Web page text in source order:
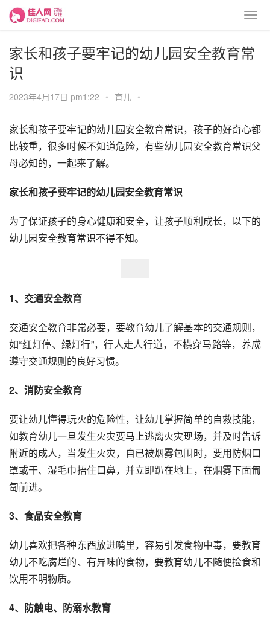
家长和孩子要牢记的幼儿园安全教育常
识
2023年4月17日 pm1:22 • 育儿 •
家长和孩子要牢记的幼儿园安全教育常识，孩子的好奇心都
比较重，很多时候不知道危险，有些幼儿园安全教育常识父
母必知的，一起来了解。
家长和孩子要牢记的幼儿园安全教育常识
为了保证孩子的身心健康和安全，让孩子顺利成长，以下的
幼儿园安全教育常识不得不知。
1、交通安全教育
交通安全教育非常必要，要教育幼儿了解基本的交通规则，
如“红灯停、绿灯行”，行人走人行道，不横穿马路等，养成
遵守交通规则的良好习惯。
2、消防安全教育
要让幼儿懂得玩火的危险性，让幼儿掌握简单的自救技能，
如教育幼儿一旦发生火灾要马上逃离火灾现场，并及时告诉
附近的成人，当发生火灾，自已被烟雾包围时，要用防烟口
罩或干、湿毛巾捂住口鼻，并立即趴在地上，在烟雾下面匍
匐前进。
3、食品安全教育
幼儿喜欢把各种东西放进嘴里，容易引发食物中毒，要教育
幼儿不吃腐烂的、有异味的食物，要教育幼儿不随便捡食和
饮用不明物质。
4、防触电、防溺水教育